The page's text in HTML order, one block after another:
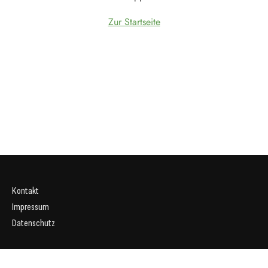
Zur Startseite
Kontakt
Impressum
Datenschutz